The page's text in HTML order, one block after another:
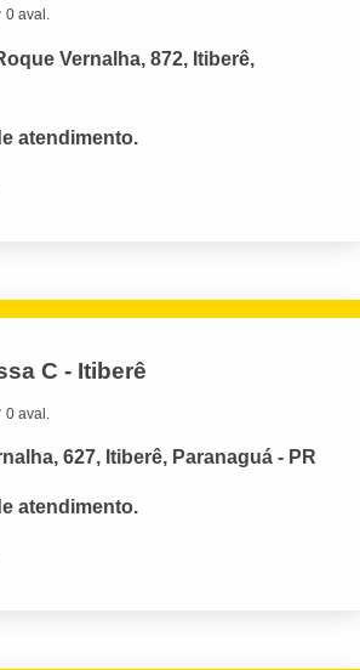
0 aval.
Vernalha, 872, Itiberê,
atendimento.
C - Itiberê
0 aval.
627, Itiberê, Paranaguá - PR
atendimento.